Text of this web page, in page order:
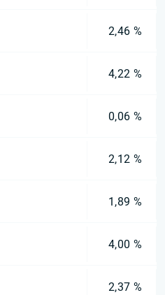
2,46 %
4,22 %
0,06 %
2,12 %
1,89 %
4,00 %
2,37 %